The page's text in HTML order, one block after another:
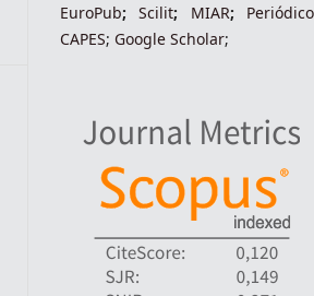
EuroPub; Scilit; MIAR; Periódico
CAPES; Google Scholar;